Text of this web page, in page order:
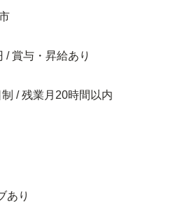
/ 賞与・昇給あり
/ 残業月20時間以内
あり